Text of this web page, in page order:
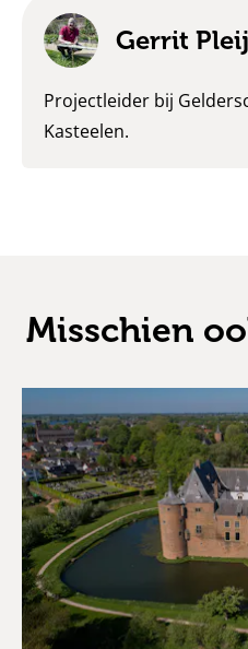
Gerrit
Projectleider bij
Kasteelen.
Misschien